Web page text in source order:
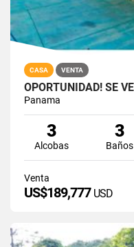
CASA VENTA
Panama
3
Alcobas
3
Baños
Venta
US$189,777 USD